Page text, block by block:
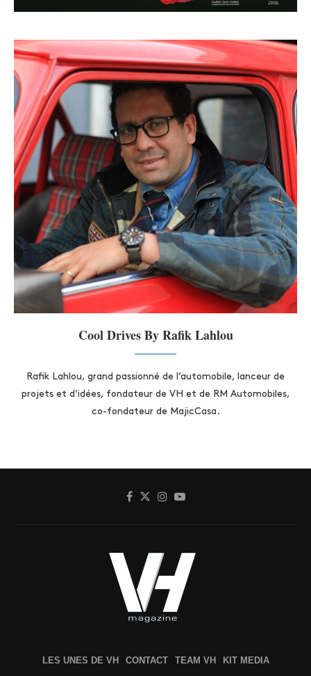
Cool Drives By Rafik Lahlou
Rafik Lahlou, grand passionné de l’automobile, lanceur de
projets et d’idées, fondateur de VH et de RM Automobiles,
co-fondateur de MajicCasa.
LES UNES DE VH CONTACT TEAM VH KIT MEDIA